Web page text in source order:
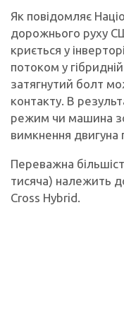
Як повідомляє
дорожнього руху
криється у
потоком у
затягнутий болт
контакту. В
режим чи машина
вимкнення двигуна
Переважна
тисяча) належить
Cross Hybrid.